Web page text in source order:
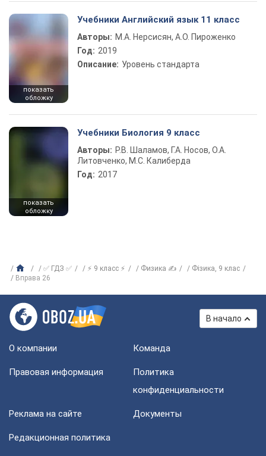
показать
обложку
Учебники Английский язык 11 класс
Авторы: М.А. Нерсисян, А.О. Пироженко
Год: 2019
Описание: Уровень стандарта
показать
обложку
Учебники Биология 9 класс
Авторы: Р.В. Шаламов, Г.А. Носов, О.А.
Литовченко, М.С. Калиберда
Год: 2017
✅ ГДЗ ✅ ⚡ 9 класс ⚡ Физика ✍
Фiзика, 9 клас
Вправа 26
В начало
О компании Команда
Правовая информация
Политика
конфиденциальности
Реклама на сайте Документы
Редакционная политика